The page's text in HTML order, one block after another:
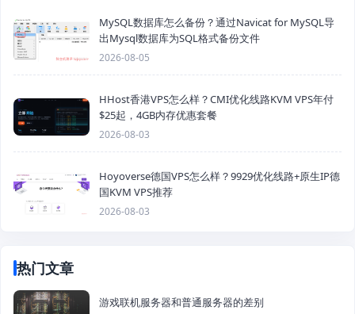
MySQL数据库怎么备份？通过Navicat for MySQL导
出Mysql数据库为SQL格式备份文件
2026-08-05
HHost香港VPS怎么样？CMI优化线路KVM VPS年付
$25起，4GB内存优惠套餐
2026-08-03
Hoyoverse德国VPS怎么样？9929优化线路+原生IP德
国KVM VPS推荐
2026-08-03
热门文章
游戏联机服务器和普通服务器的差别